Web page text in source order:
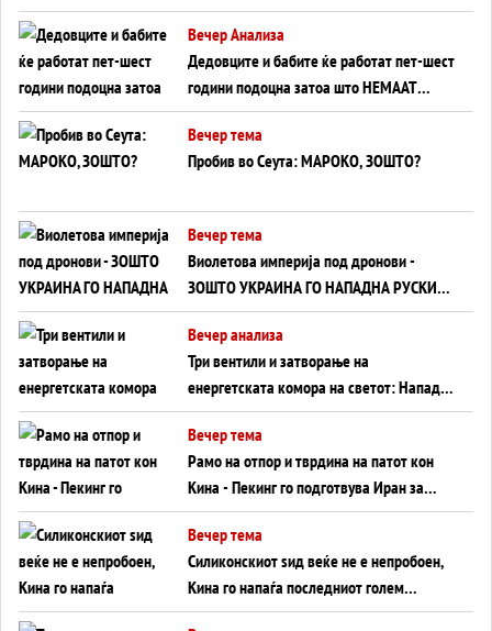
Германија до Црното Море...
Вечер Анализа
Дедовците и бабите ќе работат пет-шест
години подоцна затоа што НЕМААТ
ВНУЦИ ДА ГИ ЗАМЕНАТ
Вечер тема
Пробив во Сеута: МАРОКО, ЗОШТО?
Вечер тема
Виолетова империја под дронови -
ЗОШТО УКРАИНА ГО НАПАДНА РУСКИОТ
WILDBERRIES
Вечер анализа
Три вентили и затворање на
енергетската комора на светот: Нападот
во Суец најавува глобален енергетски
инфаркт?
Вечер тема
Рамо на отпор и тврдина на патот кон
Кина - Пекинг го подготвува Иран за
американска копнена инвазија
Вечер тема
Силиконскиот ѕид веќе не е непробоен,
Кина го напаѓа последниот голем
монопол на Западот?